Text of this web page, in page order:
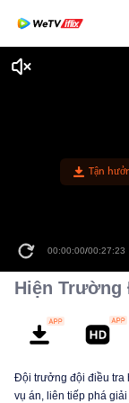
Tận
00:00:00/00:27:23
Hiện Trường
Đội trưởng đội điều tra
vụ án, liên tiếp phá